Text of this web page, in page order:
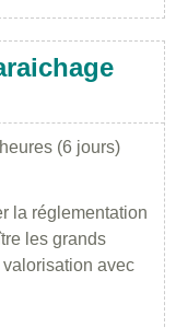
(6 jours)
la réglementation
les grands
avec